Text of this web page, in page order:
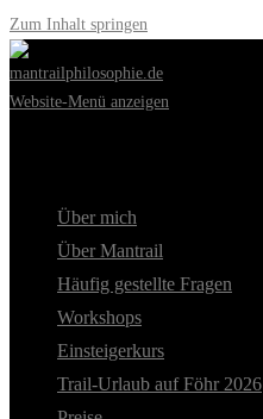
Zum Inhalt springen
Website-Menü anzeigen
Über mich
Über Mantrail
Häufig gestellte Fragen
Workshops
Einsteigerkurs
Trail-Urlaub auf Föhr 2026